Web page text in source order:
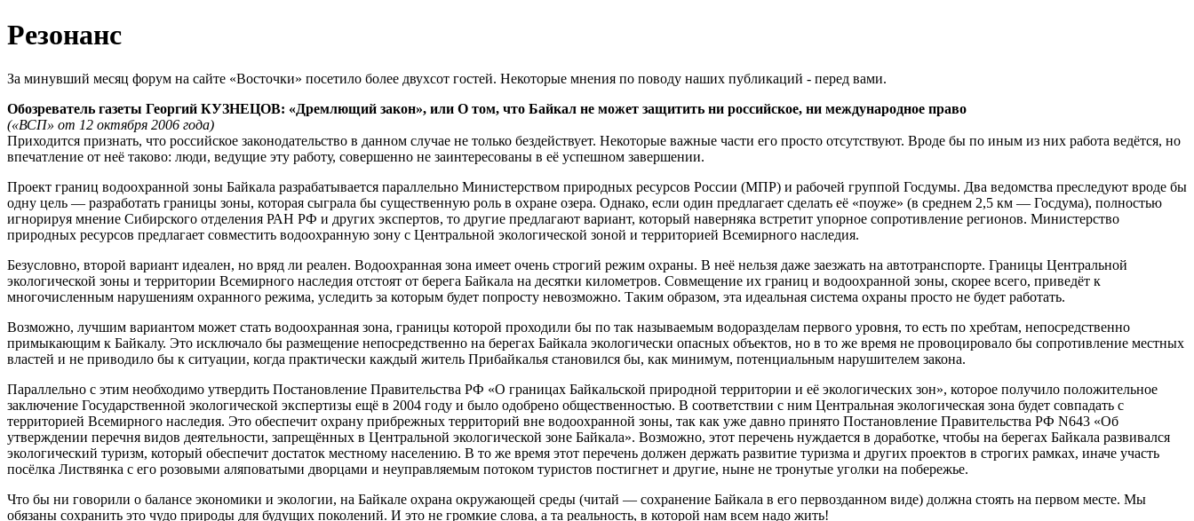
Резонанс
За минувший месяц форум на сайте «Восточки» посетило более двухсот гостей. Некоторые мнения по поводу наших публикаций - перед вами.
Обозреватель газеты Георгий КУЗНЕЦОВ: «Дремлющий закон», или О том, что Байкал не может защитить ни российское, ни международное право
(«ВСП» от 12 октября 2006 года)
Приходится признать, что российское законодательство в данном случае не только бездействует. Некоторые важные части его просто отсутствуют. Вроде бы по иным из них работа ведётся, но
впечатление от неё таково: люди, ведущие эту работу, совершенно не заинтересованы в её успешном завершении.
Проект границ водоохранной зоны Байкала разрабатывается параллельно Министерством природных ресурсов России (МПР) и рабочей группой Госдумы. Два ведомства преследуют вроде бы
одну цель — разработать границы зоны, которая сыграла бы существенную роль в охране озера. Однако, если один предлагает сделать её «поуже» (в среднем 2,5 км — Госдума), полностью
игнорируя мнение Сибирского отделения РАН РФ и других экспертов, то другие предлагают вариант, который наверняка встретит упорное сопротивление регионов. Министерство
природных ресурсов предлагает совместить водоохранную зону с Центральной экологической зоной и территорией Всемирного наследия.
Безусловно, второй вариант идеален, но вряд ли реален. Водоохранная зона имеет очень строгий режим охраны. В неё нельзя даже заезжать на автотранспорте. Границы Центральной
экологической зоны и территории Всемирного наследия отстоят от берега Байкала на десятки километров. Совмещение их границ и водоохранной зоны, скорее всего, приведёт к
многочисленным нарушениям охранного режима, уследить за которым будет попросту невозможно. Таким образом, эта идеальная система охраны просто не будет работать.
Возможно, лучшим вариантом может стать водоохранная зона, границы которой проходили бы по так называемым водоразделам первого уровня, то есть по хребтам, непосредственно
примыкающим к Байкалу. Это исключало бы размещение непосредственно на берегах Байкала экологически опасных объектов, но в то же время не провоцировало бы сопротивление местных
властей и не приводило бы к ситуации, когда практически каждый житель Прибайкалья становился бы, как минимум, потенциальным нарушителем закона.
Параллельно с этим необходимо утвердить Постановление Правительства РФ «О границах Байкальской природной территории и её экологических зон», которое получило положительное
заключение Государственной экологической экспертизы ещё в 2004 году и было одобрено общественностью. В соответствии с ним Центральная экологическая зона будет совпадать с
территорией Всемирного наследия. Это обеспечит охрану прибрежных территорий вне водоохранной зоны, так как уже давно принято Постановление Правительства РФ N643 «Об
утверждении перечня видов деятельности, запрещённых в Центральной экологической зоне Байкала». Возможно, этот перечень нуждается в доработке, чтобы на берегах Байкала развивался
экологический туризм, который обеспечит достаток местному населению. В то же время этот перечень должен держать развитие туризма и других проектов в строгих рамках, иначе участь
посёлка Листвянка с его розовыми аляповатыми дворцами и неуправляемым потоком туристов постигнет и другие, ныне не тронутые уголки на побережье.
Что бы ни говорили о балансе экономики и экологии, на Байкале охрана окружающей среды (читай — сохранение Байкала в его первозданном виде) должна стоять на первом месте. Мы
обязаны сохранить это чудо природы для будущих поколений. И это не громкие слова, а та реальность, в которой нам всем надо жить!